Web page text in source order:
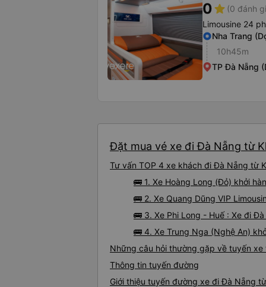
0star (0 đánh
Limousine 24
Nha Trang
10h45m
TP Đà Nẵng
Đặt mua vé xe đi Đà Nẵng từ
Tư vấn TOP 4 xe khách đi Đà Nẵng từ
🚌 1. Xe Hoàng Long (Đỏ) khởi
🚌 2. Xe Quang Dũng VIP
🚌 3. Xe Phi Long - Huế : Xe đi
🚌 4. Xe Trung Nga (Nghệ An)
Những câu hỏi thường gặp về tuyến
Thông tin tuyến đường
Giới thiệu tuyến đường xe đi Đà Nẵng